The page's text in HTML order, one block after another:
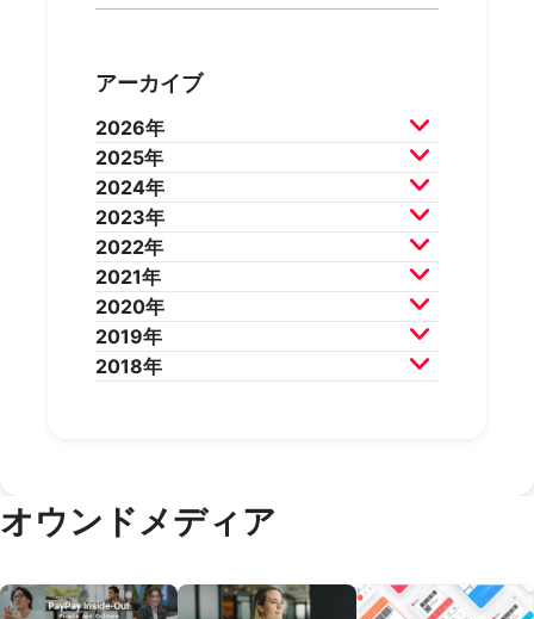
アーカイブ
2026年
2026年7月 2026年6月
2026年5月 2026年4月
2026年3月 2026年2月
2025年
2025年12月2025年11月
2025年10月2025年9月
2025年8月 2025年7月
2025年6月
2025年4月
2025年2月
2024年
2024年12月2024年11月
2024年10月2024年9月
2024年8月 2024年7月
2024年6月
2024年4月
2024年2月
2023年
2023年12月2023年11月
2023年10月2023年9月
2023年8月 2023年7月
2023年6月
2023年4月
2022年
2022年12月2022年11月
2022年10月2022年9月
2022年8月 2022年7月
2022年6月
2021年
2021年12月2021年11月
2021年10月2021年9月
2021年8月 2021年7月
2020年
2020年12月2020年11月
2020年10月2020年9月
2019年
2019年12月2019年11月
2019年2月
2019年1月
2018年
オウンドメディア